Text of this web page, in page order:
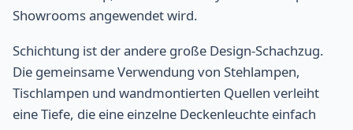
Showrooms angewendet wird.
Schichtung ist der andere große Design-Schachzug.
Die gemeinsame Verwendung von Stehlampen,
Tischlampen und wandmontierten Quellen verleiht
eine Tiefe, die eine einzelne Deckenleuchte einfach